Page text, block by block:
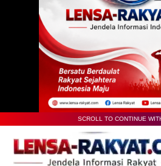
SCROLL TO CONTINUE